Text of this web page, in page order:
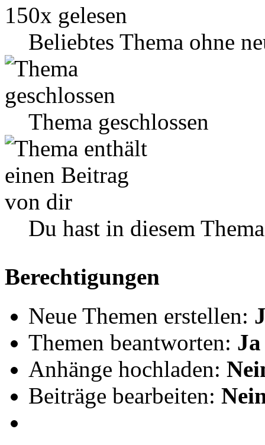
Beliebtes Thema ohne
Thema geschlossen
Du hast in diesem
Berechtigungen
Neue Themen erstellen:
Themen beantworten: Ja
Anhänge hochladen:
Beiträge bearbeiten: